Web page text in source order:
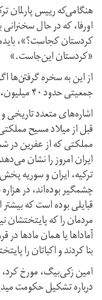
اورفا، که‌ در حال
کردستان کجاست؟»،
«کردستان این‌جاست.»
از این به سخره‌ گرفتن‌ها
جمعیتی حدود ۴۰ میلیون، بزرگ‌ترین ملت بی‌دولت روی کره‌ زمین‌اند.
اشارەهای متعدد
قبل از میلاد مسیح
مملکتی که از عفرین در
ایران امروز را نشان
ترکیه، ایران و سوریه
چشمگیر بوده‌اند، در
قبایلی بوده است که
مردمان را که پایتختشان
آماداها یا همان مادها
بنا کردند و اکباتان را
امین زکی‌بیگ، مورخ کرد،
درباره تشکیل حکومت